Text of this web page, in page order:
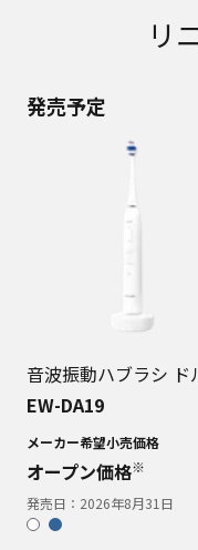
リ
発売予定
音波振動ハブラシ ド
EW-DA19
メーカー希望小売価格
オープン価格※
発売日： 2026年8月31日